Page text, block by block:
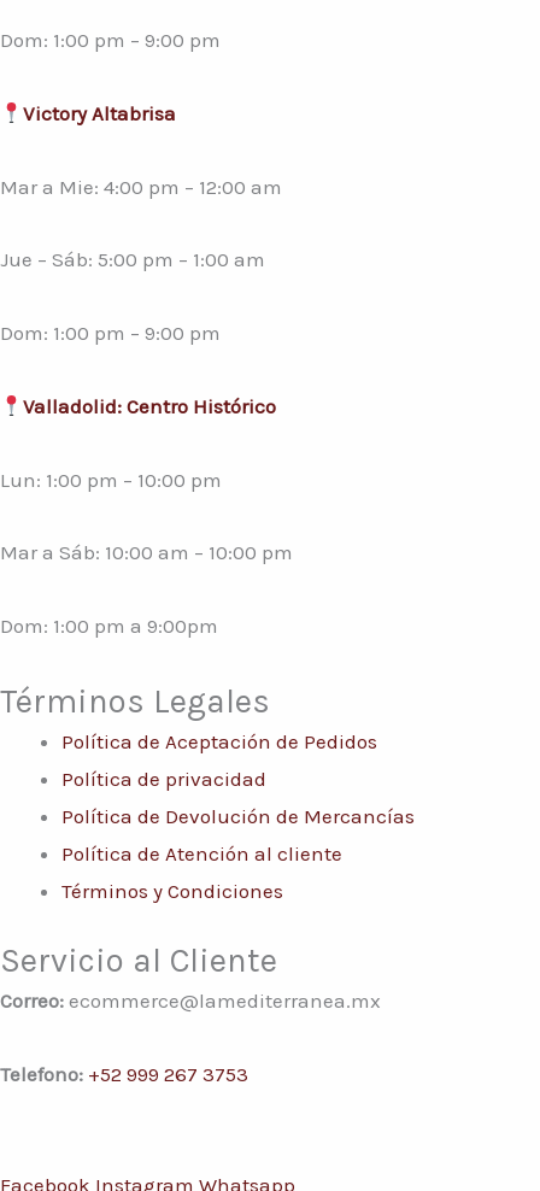
Dom: 1:00 pm – 9:00 pm
Victory Altabrisa
Mar a Mie: 4:00 pm – 12:00 am
Jue – Sáb: 5:00 pm – 1:00 am
Dom: 1:00 pm – 9:00 pm
Valladolid: Centro Histórico
Lun: 1:00 pm – 10:00 pm
Mar a Sáb: 10:00 am – 10:00 pm
Dom: 1:00 pm a 9:00pm
Términos Legales
Política de Aceptación de Pedidos
Política de privacidad
Política de Devolución de Mercancías
Política de Atención al cliente
Términos y Condiciones
Servicio al Cliente
Correo: ecommerce@lamediterranea.mx
Telefono: +52 999 267 3753
Facebook Instagram Whatsapp